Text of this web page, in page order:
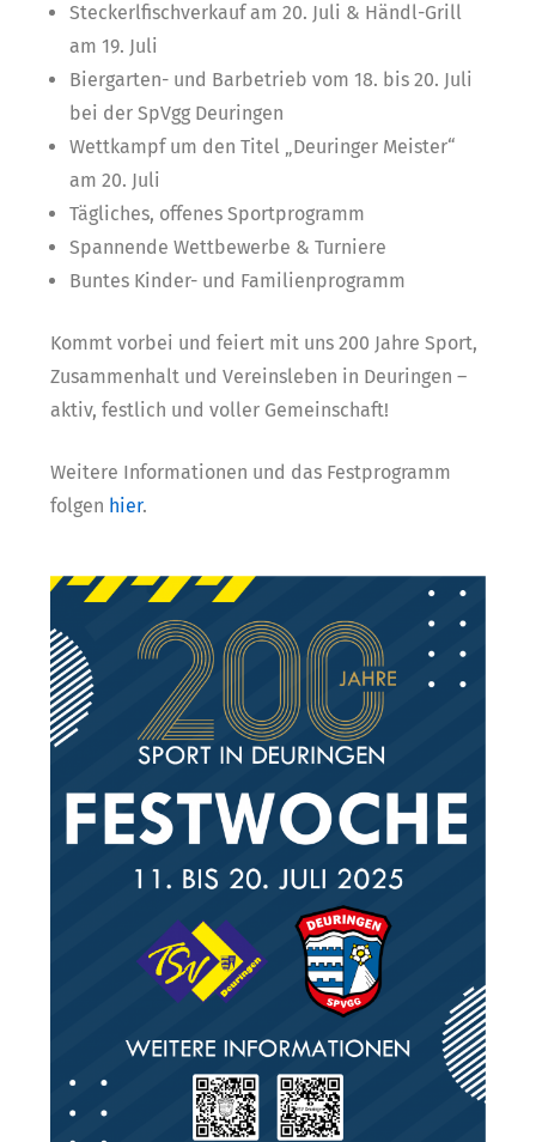
Steckerlfischverkauf am 20. Juli & Händl-Grill
am 19. Juli
Biergarten- und Barbetrieb vom 18. bis 20. Juli
bei der SpVgg Deuringen
Wettkampf um den Titel „Deuringer Meister“
am 20. Juli
Tägliches, offenes Sportprogramm
Spannende Wettbewerbe & Turniere
Buntes Kinder- und Familienprogramm
Kommt vorbei und feiert mit uns 200 Jahre Sport,
Zusammenhalt und Vereinsleben in Deuringen –
aktiv, festlich und voller Gemeinschaft!
Weitere Informationen und das Festprogramm
folgen hier.